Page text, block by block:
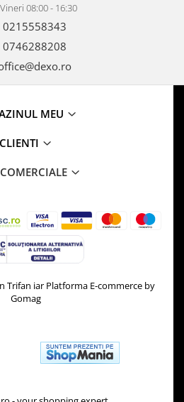
08:00 - 16:30
0215558343
0746288208
MEU
CLIENTI
Trifan iar Platforma E-commerce by
Gomag